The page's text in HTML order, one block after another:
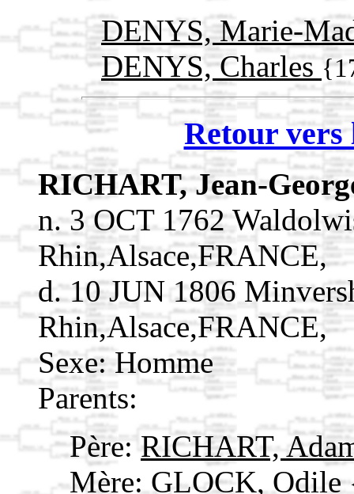
DENYS, Marie-
DENYS, Charles
Retour vers
RICHART, Jean-
n. 3 OCT 1762
Rhin,Alsace,FRANCE,
d. 10 JUN 1806
Rhin,Alsace,FRANCE,
Sexe: Homme
Parents:
Père:RICHART,
Mère: GLOCK, Odile